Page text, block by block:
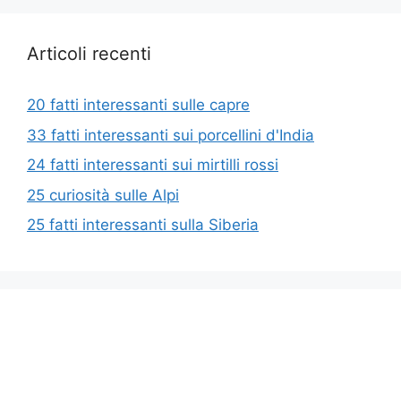
Articoli recenti
20 fatti interessanti sulle capre
33 fatti interessanti sui porcellini d'India
24 fatti interessanti sui mirtilli rossi
25 curiosità sulle Alpi
25 fatti interessanti sulla Siberia